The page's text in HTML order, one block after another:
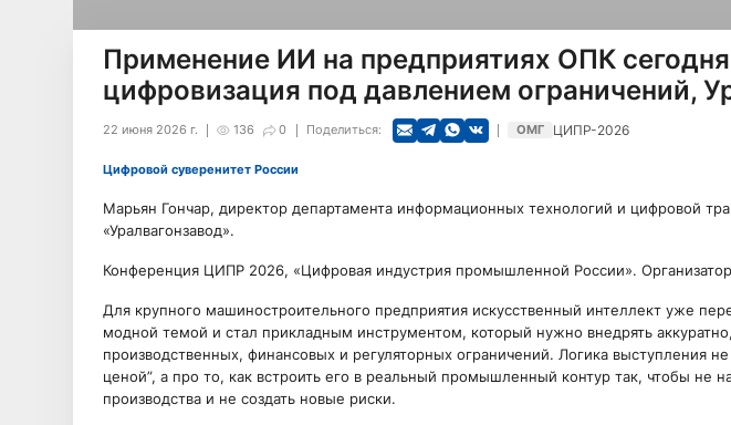
Применение ИИ на предприятиях ОПК
цифровизация под давлением ограничений,
136 0
22 июня 2026 г. Поделиться: ОМГ ЦИПР-2026
Цифровой суверенитет России
Марьян Гончар, директор департамента информационных технологий и цифровой
«Уралвагонзавод».
Конференция ЦИПР 2026, «Цифровая индустрия промышленной России».
Для крупного машиностроительного предприятия искусственный интеллект уже
модной темой и стал прикладным инструментом, который нужно внедрять
производственных, финансовых и регуляторных ограничений. Логика выступления
ценой”, а про то, как встроить его в реальный промышленный контур так, чтобы не
производства и не создать новые риски.